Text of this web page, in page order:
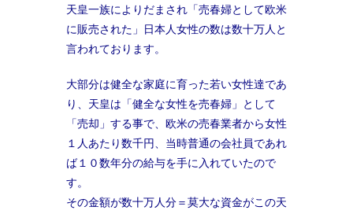
天皇一族によりだまされ「売春婦として欧米
に販売された」日本人女性の数は数十万人と
言われております。
大部分は健全な家庭に育った若い女性達であ
り、天皇は「健全な女性を売春婦」として
「売却」する事で、欧米の売春業者から女性
１人あたり数千円、当時普通の会社員であれ
ば１０数年分の給与を手に入れていたので
す。
その金額が数十万人分＝莫大な資金がこの天